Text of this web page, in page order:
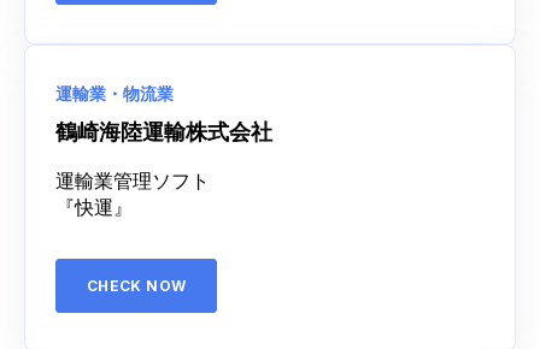
運輸業・物流業
鶴崎海陸運輸株式会社
運輸業管理ソフト
『快運』
CHECK NOW